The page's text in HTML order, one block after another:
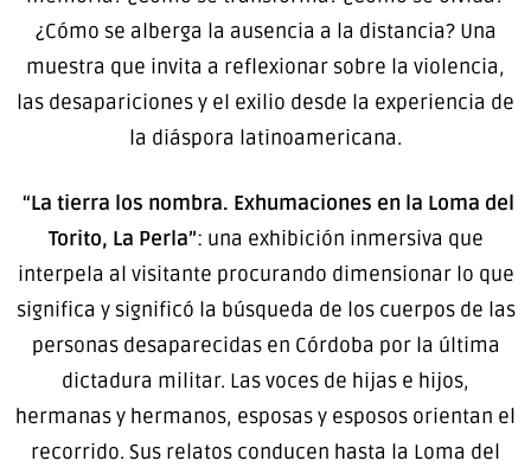
¿Cómo se alberga la ausencia a la distancia? Una
muestra que invita a reflexionar sobre la violencia,
las desapariciones y el exilio desde la experiencia de
la diáspora latinoamericana.
“La tierra los nombra. Exhumaciones en la Loma del
Torito, La Perla”: una exhibición inmersiva que
interpela al visitante procurando dimensionar lo que
significa y significó la búsqueda de los cuerpos de las
personas desaparecidas en Córdoba por la última
dictadura militar. Las voces de hijas e hijos,
hermanas y hermanos, esposas y esposos orientan el
recorrido. Sus relatos conducen hasta la Loma del